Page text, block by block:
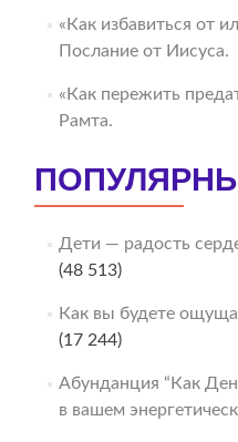
«Как избавиться от
Послание от Иисуса.
«Как пережить
Рамта.
Дети — радость
(48 513)
Как вы будете
(17 244)
Абунданция “Как
в вашем